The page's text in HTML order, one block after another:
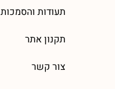
תעודות והסמכות
תקנון אתר
צור קשר